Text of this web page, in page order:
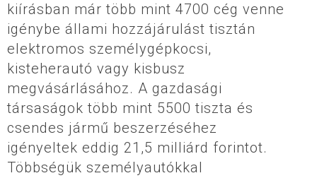
kiírásban már több mint 4700 cég venne
igénybe állami hozzájárulást tisztán
elektromos személygépkocsi,
kisteherautó vagy kisbusz
megvásárlásához. A gazdasági
társaságok több mint 5500 tiszta és
csendes jármű beszerzéséhez
igényeltek eddig 21,5 milliárd forintot.
Többségük személyautókkal